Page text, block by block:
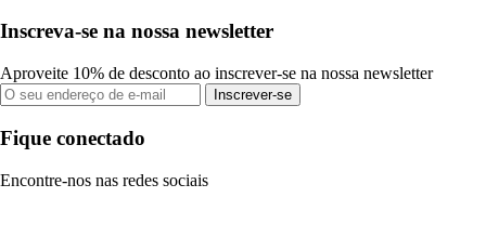
Inscreva-se na nossa newsletter
Aproveite 10% de desconto ao inscrever-se na nossa newsletter
Inscrever-se
Fique conectado
Encontre-nos nas redes sociais